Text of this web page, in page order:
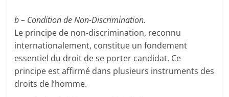
b – Condition de Non-Discrimination.
Le principe de non-discrimination, reconnu
internationalement, constitue un fondement
essentiel du droit de se porter candidat. Ce
principe est affirmé dans plusieurs instruments des
droits de l’homme.